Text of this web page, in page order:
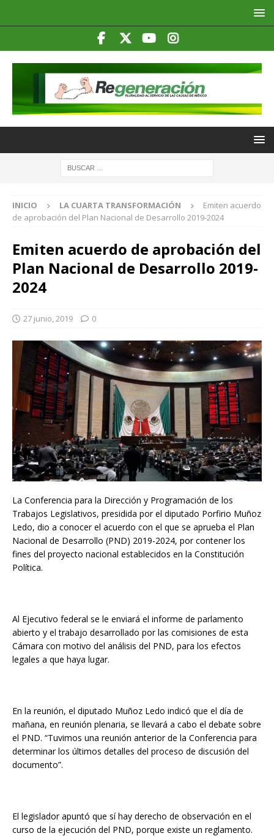
INICIO LA CUARTA TRANSFORMACIÓN
Emiten acuerdo
de aprobación del Plan Nacional de Desarrollo 2019-2024
Emiten acuerdo de aprobación del
Plan Nacional de Desarrollo 2019-
2024
27 junio, 2019 0
La Conferencia para la Dirección y Programación de los
Trabajos Legislativos, presidida por el diputado Porfirio Muñoz
Ledo, dio a conocer el acuerdo con el que se aprueba el Plan
Nacional de Desarrollo (PND) 2019-2024, por contener los
fines del proyecto nacional establecidos en la Constitución
Política.
Al Ejecutivo federal se le enviará el informe de parlamento
abierto y el trabajo desarrollado por las comisiones de esta
Cámara con motivo del análisis del PND, para los efectos
legales a que haya lugar.
En la reunión, el diputado Muñoz Ledo indicó que el día de
mañana, en reunión plenaria, se llevará a cabo el debate sobre
el PND. “Tuvimos una reunión anterior de la Conferencia para
determinar los últimos detalles del proceso de discusión del
documento”.
El legislador apuntó que sí hay derecho de observación en el
curso de la ejecución del PND, porque existe un reglamento.